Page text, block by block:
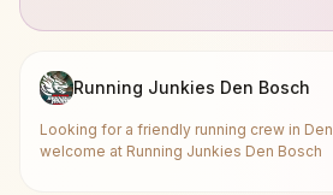
Running Junkies Den Bosch
Looking for a friendly running crew in
welcome at Running Junkies Den Bosch